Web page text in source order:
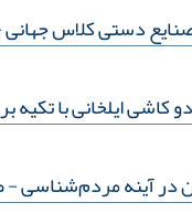
دستی کلاس جهانی
ایلخانی با تکیه
در آینه مردم‌شناسی-